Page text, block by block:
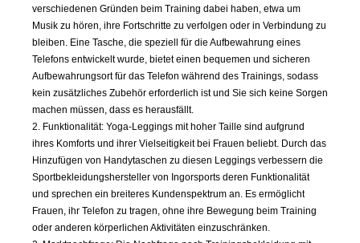
verschiedenen Gründen beim Training dabei haben, etwa um
Musik zu hören, ihre Fortschritte zu verfolgen oder in Verbindung zu
bleiben. Eine Tasche, die speziell für die Aufbewahrung eines
Telefons entwickelt wurde, bietet einen bequemen und sicheren
Aufbewahrungsort für das Telefon während des Trainings, sodass
kein zusätzliches Zubehör erforderlich ist und Sie sich keine Sorgen
machen müssen, dass es herausfällt.
2. Funktionalität: Yoga-Leggings mit hoher Taille sind aufgrund
ihres Komforts und ihrer Vielseitigkeit bei Frauen beliebt. Durch das
Hinzufügen von Handytaschen zu diesen Leggings verbessern die
Sportbekleidungshersteller von Ingorsports deren Funktionalität
und sprechen ein breiteres Kundenspektrum an. Es ermöglicht
Frauen, ihr Telefon zu tragen, ohne ihre Bewegung beim Training
oder anderen körperlichen Aktivitäten einzuschränken.